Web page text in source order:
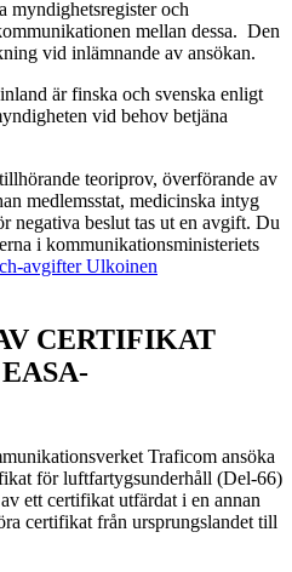
myndighetsregister och
mellan dessa. Den
vid inlämnande av ansökan.
är finska och svenska enligt
vid behov betjäna
teoriprov, överförande av
medlemsstat, medicinska intyg
negativa beslut tas ut en avgift. Du
i kommunikationsministeriets
avgifter Ulkoinen
CERTIFIKAT
Traficom ansöka
för luftfartygsunderhåll (Del-66)
ett certifikat utfärdat i en annan
certifikat från ursprungslandet till